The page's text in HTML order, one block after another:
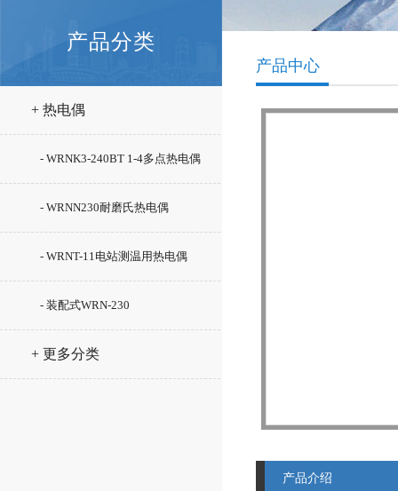
产品分类
+ 热电偶
- WRNK3-240BT 1-4多点热电偶
- WRNN230耐磨氏热电偶
- WRNT-11电站测温用热电偶
- 装配式WRN-230
+ 更多分类
产品中心
产品介绍